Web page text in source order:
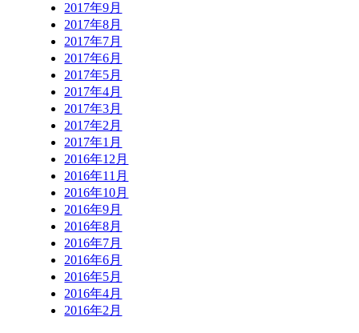
2017年9月
2017年8月
2017年7月
2017年6月
2017年5月
2017年4月
2017年3月
2017年2月
2017年1月
2016年12月
2016年11月
2016年10月
2016年9月
2016年8月
2016年7月
2016年6月
2016年5月
2016年4月
2016年2月